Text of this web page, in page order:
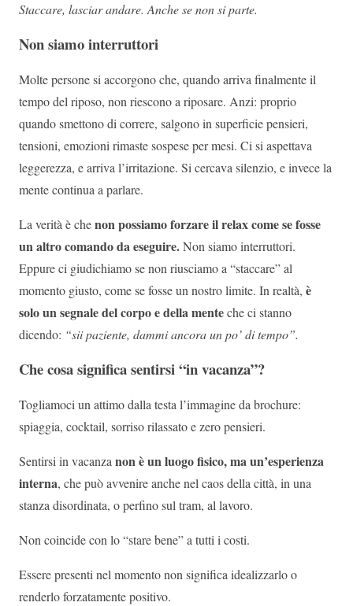
Staccare, lasciar andare. Anche se non si parte.
Non siamo interruttori
Molte persone si accorgono che, quando arriva finalmente il
tempo del riposo, non riescono a riposare. Anzi: proprio
quando smettono di correre, salgono in superficie pensieri,
tensioni, emozioni rimaste sospese per mesi. Ci si aspettava
leggerezza, e arriva l’irritazione. Si cercava silenzio, e invece la
mente continua a parlare.
La verità è chenon possiamo forzare il relax come se fosse
un altro comando da eseguire.Non siamo interruttori.
Eppure ci giudichiamo se non riusciamo a “staccare” al
momento giusto, come se fosse un nostro limite. In realtà, è
solo un segnale del corpo e della menteche ci stanno
dicendo: “sii paziente, dammi ancora un po’ di tempo”.
Che cosa significa sentirsi “in vacanza”?
Togliamoci un attimo dalla testa l’immagine da brochure:
spiaggia, cocktail, sorriso rilassato e zero pensieri.
Sentirsi in vacanzanon è un luogo fisico, ma un’esperienza
interna, che può avvenire anche nel caos della città, in una
stanza disordinata, o perfino sul tram, al lavoro.
Non coincide con lo “stare bene” a tutti i costi.
Essere presenti nel momento non significa idealizzarlo o
renderlo forzatamente positivo.